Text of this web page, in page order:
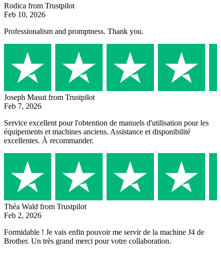
Rodica from Trustpilot
Feb 10, 2026
Professionalism and promptness. Thank you.
Joseph Masut from Trustpilot
Feb 7, 2026
Service excellent pour l'obtention de manuels d'utilisation pour les
équipements et machines anciens. Assistance et disponibilité
excellentes. À recommander.
Théa Wald from Trustpilot
Feb 2, 2026
Formidable ! Je vais enfin pouvoir me servir de la machine J4 de
Brother. Un très grand merci pour votre collaboration.